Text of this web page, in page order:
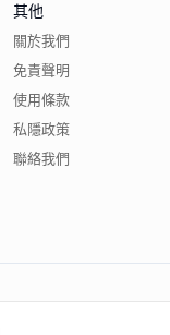
其他
關於我們
免責聲明
使用條款
私隱政策
聯絡我們